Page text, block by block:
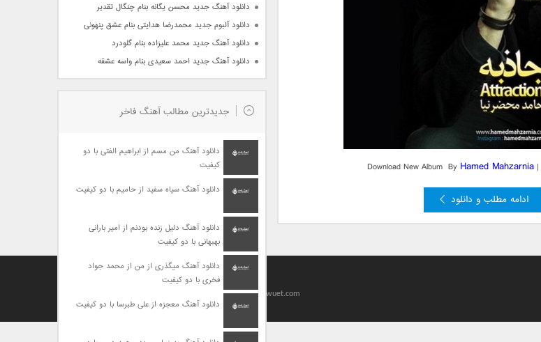
Download New Album By Hamed Mahzarnia |
ادامه مطلب و دانلود
دانلود آهنگ جدید محسن یگانه بنام چنگال تقدیر
دانلود آلبوم جدید محمدرضا هدایتی بنام عشق پنهونی
دانلود آهنگ جدید محمد علیزاده بنام گلودرد
دانلود آهنگ جدید احمد سعیدی بنام واسه عشقه
جدیدترین مطالب آهنگ فاخر
دانلود آهنگ من مسم از ابراهیم الفتی با دو
کیفیت
دانلود آهنگ سیاه سفید از حامیم با دو کیفیت
دانلود آهنگ دلیل زنده بودنم از امیر بارانی
بهبهانی با دو کیفیت
دانلود آهنگ میگذری از من از محمد جواد
فخری با دو کیفیت
دانلود آهنگ معجزه از علی طبرسا با دو کیفیت
baharseo
Copyright 2010-2021 | Allright Reserved by viagrawuet.com